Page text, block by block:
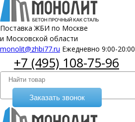
Поставка ЖБИ по Москве
и Московской области
monolit@zhbi77.ru Ежедневно 9:00-20:00
+7 (495) 108-75-96
Заказать звонок